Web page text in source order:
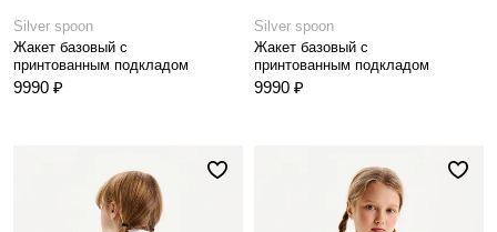
Silver spoon
Жакет базовый с
принтованным подкладом
9990 ₽
Silver spoon
Жакет базовый с
принтованным подкладом
9990 ₽